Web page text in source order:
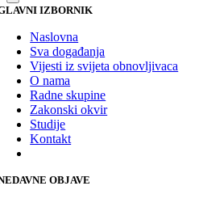
IZBORNIK
Naslovna
Sva događanja
Vijesti iz svijeta obnovljivaca
O nama
Radne skupine
Zakonski okvir
Studije
Kontakt
OBJAVE